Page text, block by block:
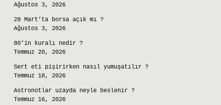
Ağustos 3, 2026
28 Mart’ta borsa açık mı ?
Ağustos 3, 2026
80’in kuralı nedir ?
Temmuz 20, 2026
Sert eti pişirirken nasıl yumuşatılır ?
Temmuz 18, 2026
Astronotlar uzayda neyle beslenir ?
Temmuz 16, 2026